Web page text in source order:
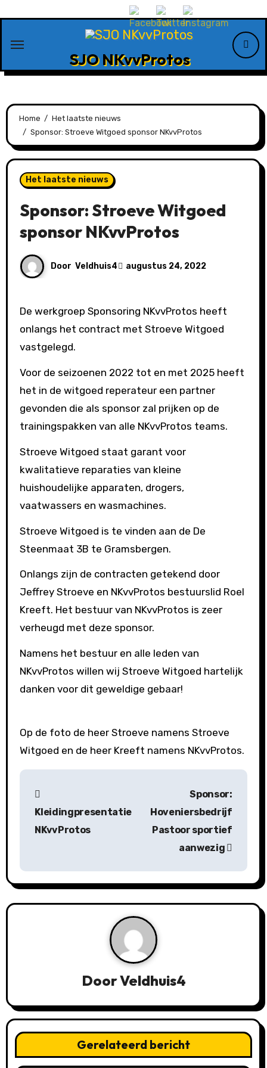
SJO NKvvProtos
Home
Het laatste nieuws
Sponsor: Stroeve Witgoed sponsor NKvvProtos
Het laatste nieuws
Sponsor: Stroeve Witgoed
sponsor NKvvProtos
Door Veldhuis4 augustus 24, 2022
De werkgroep Sponsoring NKvvProtos heeft
onlangs het contract met Stroeve Witgoed
vastgelegd.
Voor de seizoenen 2022 tot en met 2025 heeft
het in de witgoed reperateur een partner
gevonden die als sponsor zal prijken op de
trainingspakken van alle NKvvProtos teams.
Stroeve Witgoed staat garant voor
kwalitatieve reparaties van kleine
huishoudelijke apparaten, drogers,
vaatwassers en wasmachines.
Stroeve Witgoed is te vinden aan de De
Steenmaat 3B te Gramsbergen.
Onlangs zijn de contracten getekend door
Jeffrey Stroeve en NKvvProtos bestuurslid Roel
Kreeft. Het bestuur van NKvvProtos is zeer
verheugd met deze sponsor.
Namens het bestuur en alle leden van
NKvvProtos willen wij Stroeve Witgoed hartelijk
danken voor dit geweldige gebaar!
Op de foto de heer Stroeve namens Stroeve
Witgoed en de heer Kreeft namens NKvvProtos.
B
c
h
v
i
g
Kleidingpresentatie
NKvvProtos
Sponsor:
Hoveniersbedrijf
Pastoor sportief
aanwezig
DoorVeldhuis4
Gerelateerd bericht